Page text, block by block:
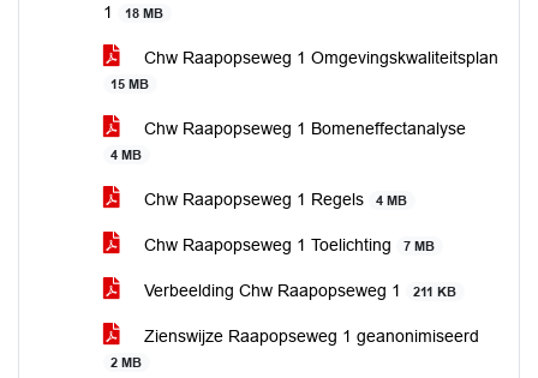
1
18 MB
Chw Raapopseweg 1 Omgevingskwaliteitsplan
15 MB
Chw Raapopseweg 1 Bomeneffectanalyse
4 MB
Chw Raapopseweg 1 Regels 4 MB
Chw Raapopseweg 1 Toelichting 7 MB
Verbeelding Chw Raapopseweg 1 211 KB
Zienswijze Raapopseweg 1 geanonimiseerd
2 MB